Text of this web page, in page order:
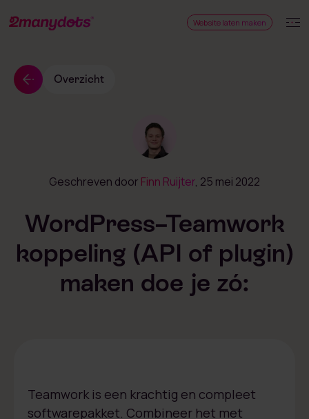
Website laten maken
Overzicht
Geschreven door Finn Ruijter, 25 mei 2022
WordPress–Teamwork
koppeling (API of plugin)
maken doe je zó:
Teamwork is een krachtig en compleet
softwarepakket. Combineer het met